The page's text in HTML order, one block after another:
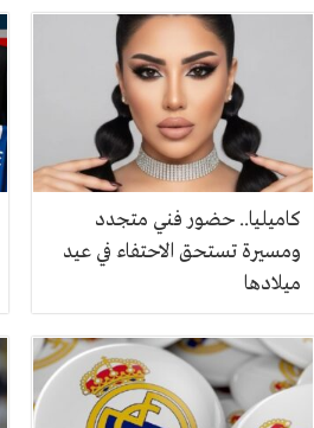
كاميليا.. حضور فني متجدد
ومسيرة تستحق الاحتفاء في عيد
ميلادها